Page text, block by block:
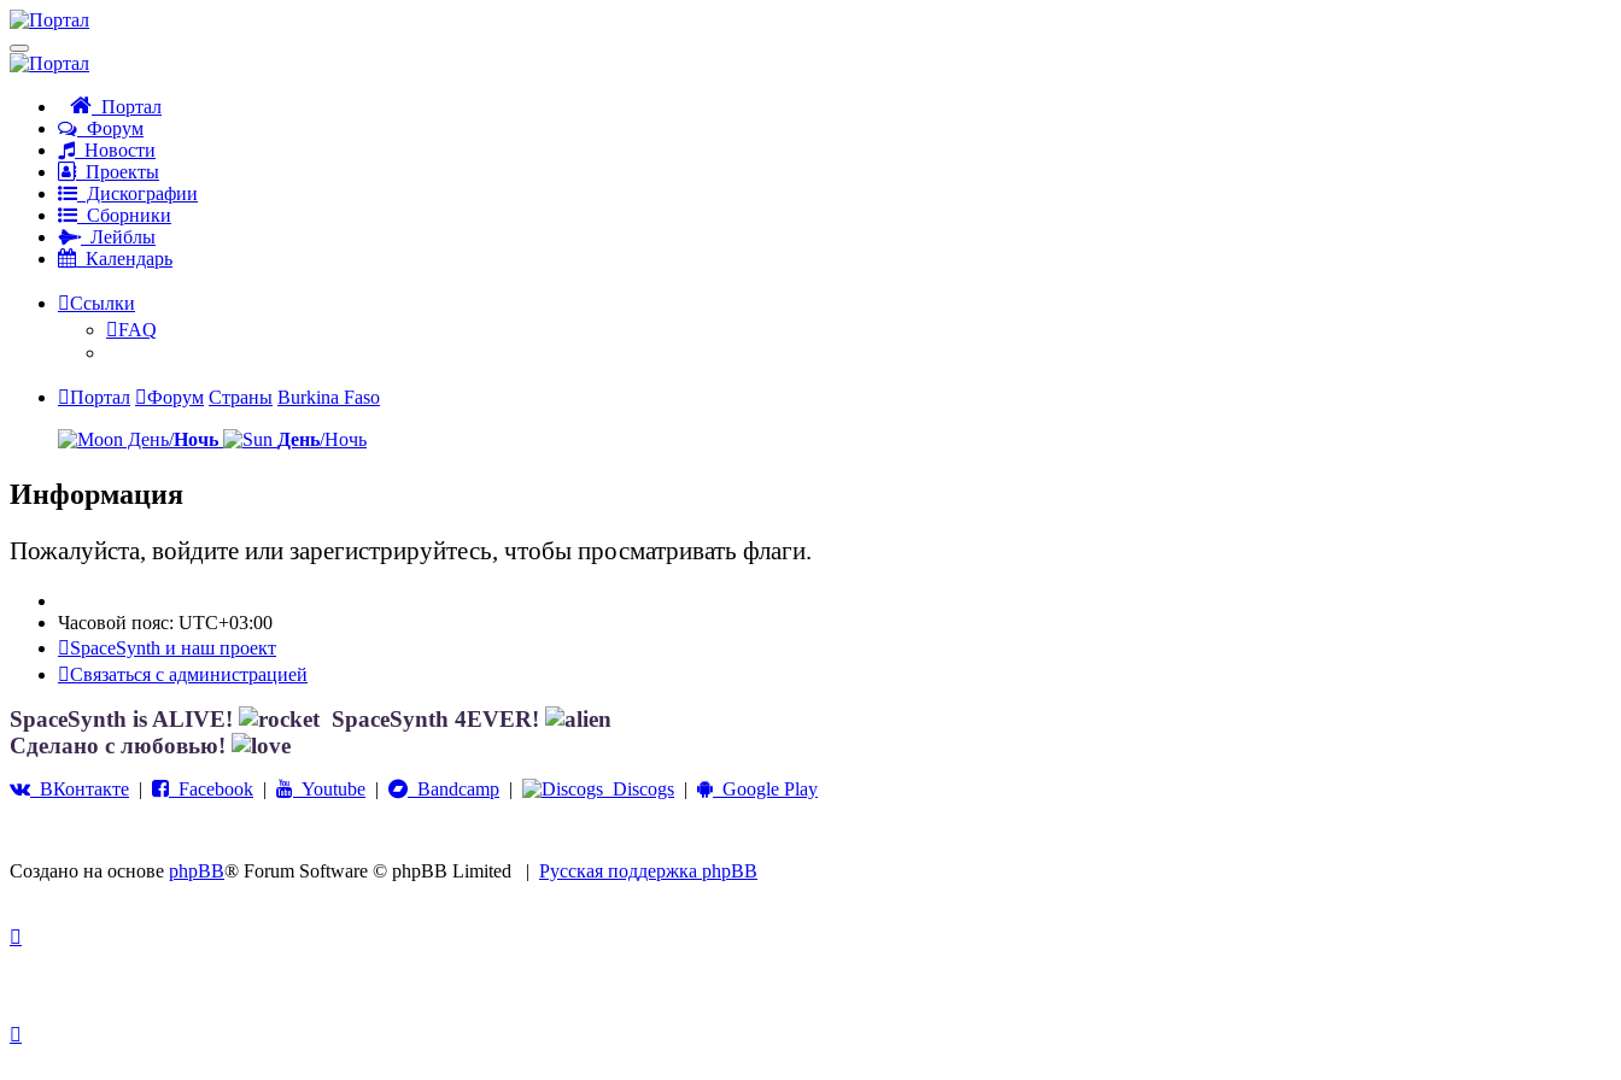
Портал
Форум
Новости
Проекты
Дискографии
Сборники
Лейблы
Календарь
Ссылки
FAQ
Портал Форум Страны Burkina Faso
День/Ночь День/Ночь
Информация
Пожалуйста, войдите или зарегистрируйтесь, чтобы просматривать флаги.
Часовой пояс: UTC+03:00
SpaceSynth и наш проект
Связаться с администрацией
SpaceSynth is ALIVE!
SpaceSynth 4EVER!
Сделано с любовью!
ВКонтакте | Facebook | Youtube | Bandcamp | Discogs | Google Play
Создано на основе phpBB® Forum Software © phpBB Limited | Русская поддержка phpBB